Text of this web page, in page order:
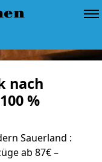
nach
%
Sauerland :
ab 87€ –